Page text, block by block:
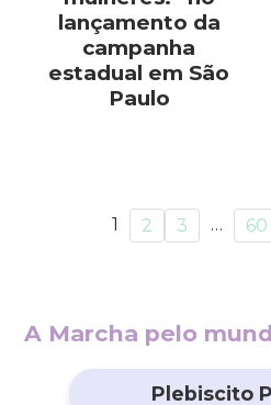
lançamento da
campanha
estadual em São
Paulo
1 2 3 … 60
A Marcha pelo
Plebiscito